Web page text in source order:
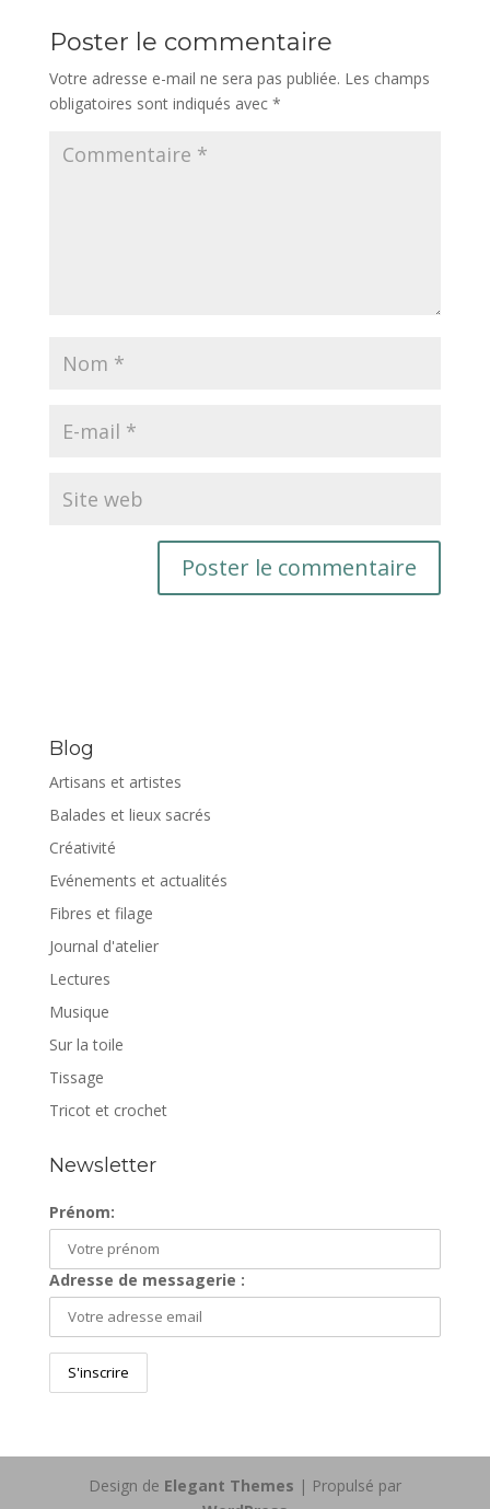
Poster le commentaire
Votre adresse e-mail ne sera pas publiée. Les champs
obligatoires sont indiqués avec *
Blog
Artisans et artistes
Balades et lieux sacrés
Créativité
Evénements et actualités
Fibres et filage
Journal d'atelier
Lectures
Musique
Sur la toile
Tissage
Tricot et crochet
Newsletter
Prénom:
Adresse de messagerie :
Design de Elegant Themes | Propulsé par